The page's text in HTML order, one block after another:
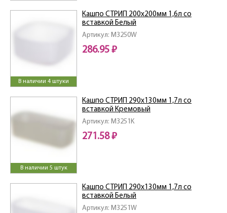
В наличии 4 штуки
Артикул: M3250W
Кашпо СТРИП 200х200мм 1,6л со
вставкой Белый
286.95 ₽
В наличии 5 штук
Артикул: M3251K
Кашпо СТРИП 290х130мм 1,7л со
вставкой Кремовый
271.58 ₽
Артикул: M3251W
Кашпо СТРИП 290х130мм 1,7л со
вставкой Белый